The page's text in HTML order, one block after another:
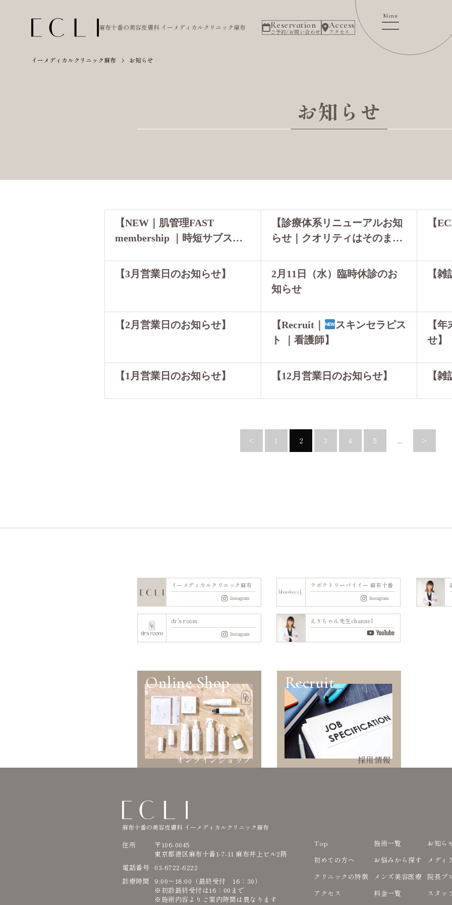
麻布十番の美容皮膚科 イーメディカルクリニック麻布 Reservation
ご予約/お問い合わせ
Access
アクセス
イーメディカルクリニック麻布 お知らせ
お知らせ
【NEW｜肌管理FAST
membership ｜時短サブスク
【診療体系リニューアルお知
らせ｜クオリティはそのま
【
【3月営業日のお知らせ】
2月11日（水）臨時休診のお
知らせ
【
【2月営業日のお知らせ】 【Recruit｜
スキンセラピス
ト ｜看護師】
【
せ】
【1月営業日のお知らせ】 【12月営業日のお知らせ】 【
< 1 2 3 4 5 ... >
イーメディカルクリニック麻布 ラボラトリーバイイー 麻布十番
dr's room えりちゃん先生channel
Online Shop
オンラインショップ
Recruit
採用情報
麻布十番の美容皮膚科 イーメディカルクリニック麻布
住所
〒106-0045
東京都港区麻布十番1-7-11 麻布井上ビル2階
電話番号
03-6722-6222
診療時間
9:00〜18:00（最終受付 16：30）
※初診最終受付は16：00まで
※施術内容よりご案内時間は異なります
Top
初めての方へ
クリニックの特徴
アクセス
施術一覧
お悩みから探す
メンズ美容医療
料金一覧
お知ら
メディ
院長ブ
スタッ